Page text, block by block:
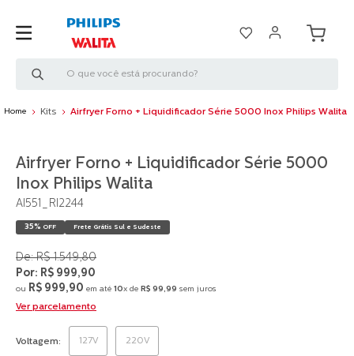
Kits Airfryer Forno + Liquidificador Série 5000 Inox Philips Walita
Airfryer Forno + Liquidificador Série 5000
Inox Philips Walita
AI551_RI2244
35% OFF Frete Grátis Sul e Sudeste
R$ 1.549,80
R$ 999,90
ou R$ 999,90 em até 10x de R$ 99,99 sem juros
Ver parcelamento
Voltagem 127V 220V